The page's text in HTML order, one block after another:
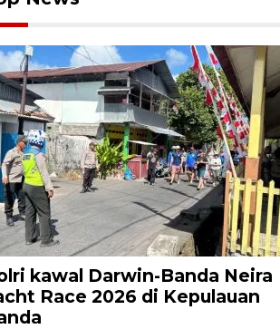
kawal Darwin-Banda Neira
Race 2026 di Kepulauan